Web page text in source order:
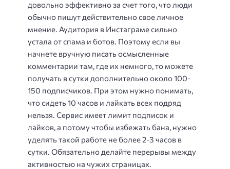
довольно эффективно за счет того, что люди
обычно пишут действительно свое личное
мнение. Аудитория в Инстаграме сильно
устала от спама и ботов. Поэтому если вы
начнете вручную писать осмысленные
комментарии там, где их немного, то можете
получать в сутки дополнительно около 100-
150 подписчиков. При этом нужно понимать,
что сидеть 10 часов и лайкать всех подряд
нельзя. Сервис имеет лимит подписок и
лайков, а потому чтобы избежать бана, нужно
уделять такой работе не более 2-3 часов в
сутки. Обязательно делайте перерывы между
активностью на чужих страницах.